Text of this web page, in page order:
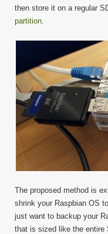
then store it on a regular
partition.
The proposed method is
shrink your Raspbian OS
just want to backup your
that is sized like the entire